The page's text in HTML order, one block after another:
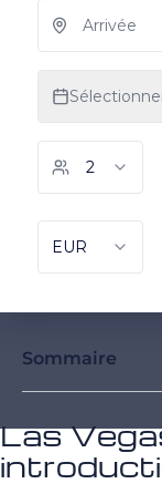
Sommaire
Las